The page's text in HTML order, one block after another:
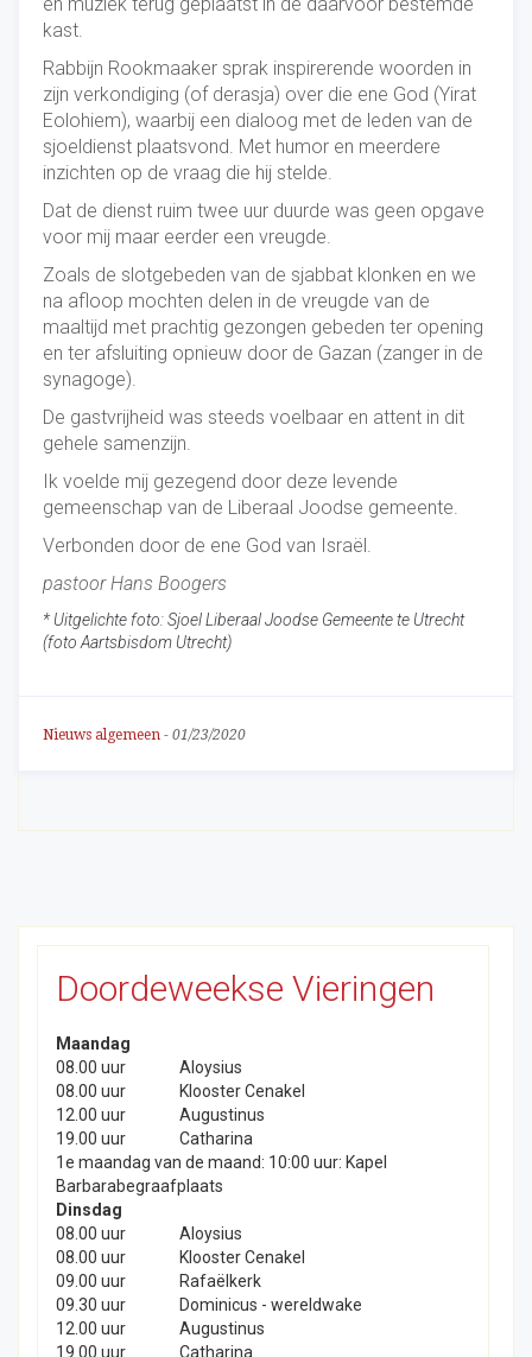
kast.
Rabbijn Rookmaaker sprak inspirerende woorden in
zijn verkondiging (of derasja) over die ene God (Yirat
Eolohiem), waarbij een dialoog met de leden van de
sjoeldienst plaatsvond. Met humor en meerdere
inzichten op de vraag die hij stelde.
Dat de dienst ruim twee uur duurde was geen opgave
voor mij maar eerder een vreugde.
Zoals de slotgebeden van de sjabbat klonken en we
na afloop mochten delen in de vreugde van de
maaltijd met prachtig gezongen gebeden ter opening
en ter afsluiting opnieuw door de Gazan (zanger in de
synagoge).
De gastvrijheid was steeds voelbaar en attent in dit
gehele samenzijn.
Ik voelde mij gezegend door deze levende
gemeenschap van de Liberaal Joodse gemeente.
Verbonden door de ene God van Israël.
pastoor Hans Boogers
* Uitgelichte foto: Sjoel Liberaal Joodse Gemeente te Utrecht
(foto Aartsbisdom Utrecht)
Nieuws algemeen - 01/23/2020
Doordeweekse Vieringen
Maandag
08.00 uur
Aloysius
08.00 uur
Klooster Cenakel
12.00 uur
Augustinus
19.00 uur
Catharina
1e maandag van de maand: 10:00 uur: Kapel
Barbarabegraafplaats
Dinsdag
08.00 uur
Aloysius
08.00 uur
Klooster Cenakel
09.00 uur
Rafaëlkerk
09.30 uur
Dominicus - wereldwake
12.00 uur
Augustinus
19.00 uur
Catharina